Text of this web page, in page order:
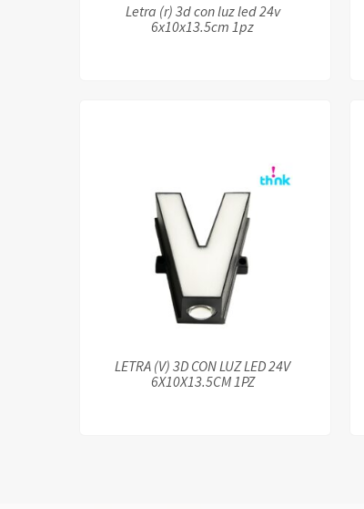
Letra (r) 3d con luz led 24v
6x10x13.5cm 1pz
LETRA (V) 3D CON LUZ LED 24V
6X10X13.5CM 1PZ